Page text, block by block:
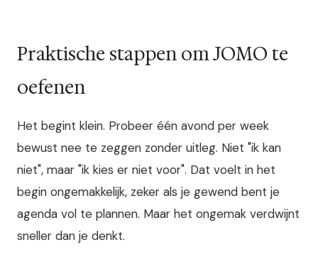
Praktische stappen om JOMO te
oefenen
Het begint klein. Probeer één avond per week
bewust nee te zeggen zonder uitleg. Niet "ik kan
niet", maar "ik kies er niet voor". Dat voelt in het
begin ongemakkelijk, zeker als je gewend bent je
agenda vol te plannen. Maar het ongemak verdwijnt
sneller dan je denkt.